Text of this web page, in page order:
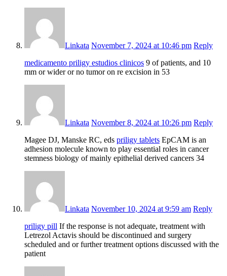
Linkata November 7, 2024 at 10:46 pm Reply
medicamento priligy estudios clinicos 9 of patients, and 10
mm or wider or no tumor on re excision in 53
Linkata November 8, 2024 at 10:26 pm Reply
Magee DJ, Manske RC, eds priligy tablets EpCAM is an
adhesion molecule known to play essential roles in cancer
stemness biology of mainly epithelial derived cancers 34
Linkata November 10, 2024 at 9:59 am Reply
priligy pill If the response is not adequate, treatment with
Letrezol Actavis should be discontinued and surgery
scheduled and or further treatment options discussed with the
patient